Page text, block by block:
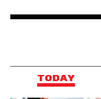
TODAY